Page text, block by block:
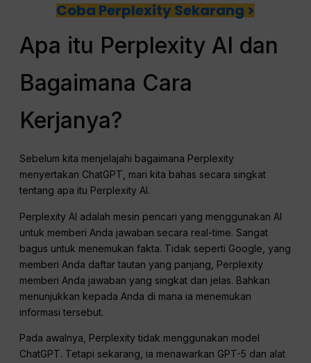
Coba Perplexity Sekarang >
Apa itu Perplexity AI dan
Bagaimana Cara
Kerjanya?
Sebelum kita menjelajahi bagaimana Perplexity
menyertakan ChatGPT, mari kita bahas secara singkat
tentang apa itu Perplexity AI.
Perplexity AI adalah mesin pencari yang menggunakan AI
untuk memberi Anda jawaban secara real-time. Sangat
bagus untuk menemukan fakta. Tidak seperti Google, yang
memberi Anda daftar tautan yang panjang, Perplexity
memberi Anda jawaban yang singkat dan jelas. Bahkan
menunjukkan kepada Anda di mana ia menemukan
informasi tersebut.
Pada awalnya, Perplexity tidak menggunakan model
ChatGPT. Tetapi sekarang, ia menawarkan GPT-5 dan alat